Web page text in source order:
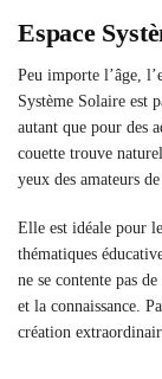
Espace
Peu importe l’âge,
Système Solaire est
autant que pour des
couette trouve
yeux des amateurs
Elle est idéale pour
thématiques
ne se contente pas
et la connaissance.
création